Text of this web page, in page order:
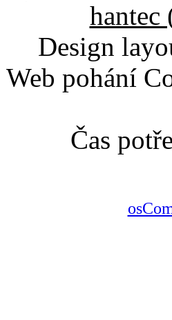
hantec
Design
Web pohání
Čas